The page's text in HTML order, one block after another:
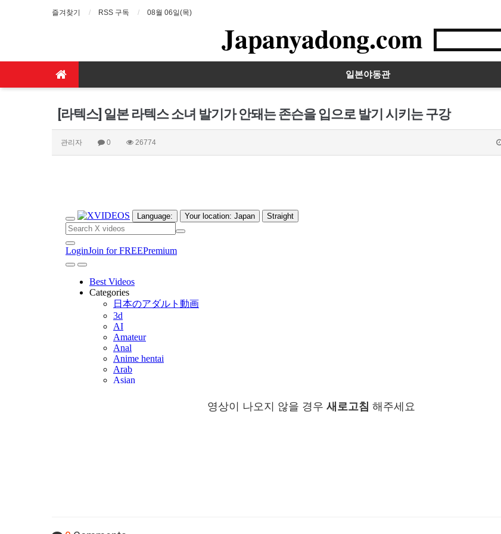
즐겨찾기 RSS 구독 08월 06일(목)
Japanyadong.com
일본야동관
[라텍스] 일본 라텍스 소녀 발기가 안돼는 존슨을 입으로 발기 시키는 구강
관리자 0 26774
영상이 나오지 않을 경우 새로고침 해주세요